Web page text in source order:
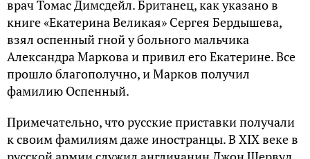
врач Томас Димсдейл. Британец, как указано в
книге «Екатерина Великая» Сергея Бердышева,
взял оспенный гной у больного мальчика
Александра Маркова и привил его Екатерине. Все
прошло благополучно, и Марков получил
фамилию Оспенный.
Примечательно, что русские приставки получали
к своим фамилиям даже иностранцы. В XIX веке в